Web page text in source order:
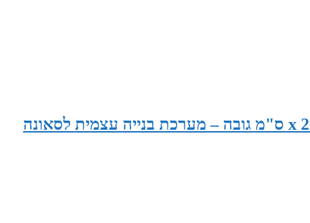
סאונה בגודל 240 ס"מ רוחב x 120 ס"מ עומק x 200 ס"מ גובה – מערכת בנייה עצמית לסאונה